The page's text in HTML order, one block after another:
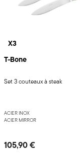
X3
T-Bone
Set 3 couteaux à steak
ACIER INOX
ACIER MIRROR
105,90 €